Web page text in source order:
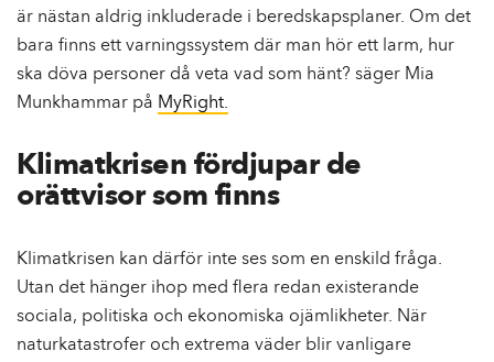
är nästan aldrig inkluderade i beredskapsplaner. Om det
bara finns ett varningssystem där man hör ett larm, hur
ska döva personer då veta vad som hänt? säger Mia
Munkhammar på MyRight.
Klimatkrisen fördjupar de
orättvisor som finns
Klimatkrisen kan därför inte ses som en enskild fråga.
Utan det hänger ihop med flera redan existerande
sociala, politiska och ekonomiska ojämlikheter. När
naturkatastrofer och extrema väder blir vanligare